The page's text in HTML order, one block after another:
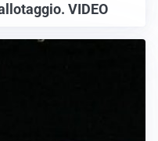
VIDEO